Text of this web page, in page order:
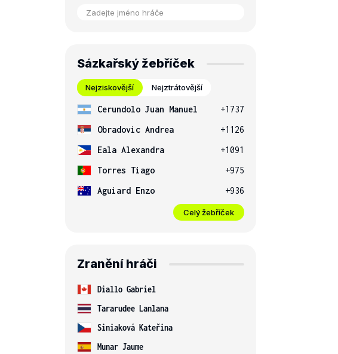
Sázkařský žebříček
Nejziskovější Nejztrátovější
Cerundolo Juan Manuel
+1737
Obradovic Andrea
+1126
Eala Alexandra
+1091
Torres Tiago
+975
Aguiard Enzo
+936
Celý žebříček
Zranění hráči
Diallo Gabriel
Tararudee Lanlana
Siniaková Kateřina
Munar Jaume